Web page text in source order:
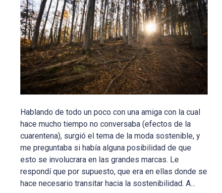
Hablando de todo un poco con una amiga con la cual
hace mucho tiempo no conversaba (efectos de la
cuarentena), surgió el tema de la moda sostenible, y
me preguntaba si había alguna posibilidad de que
esto se involucrara en las grandes marcas. Le
respondí que por supuesto, que era en ellas donde se
hace necesario transitar hacia la sostenibilidad. A...